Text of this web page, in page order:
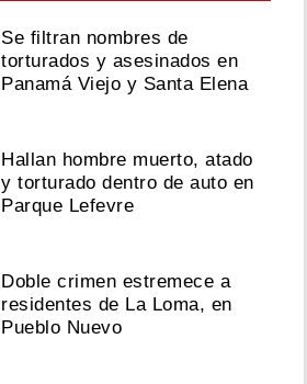
Se filtran nombres de
torturados y asesinados en
Panamá Viejo y Santa Elena
Hallan hombre muerto, atado
y torturado dentro de auto en
Parque Lefevre
Doble crimen estremece a
residentes de La Loma, en
Pueblo Nuevo